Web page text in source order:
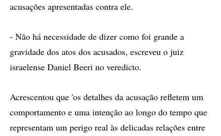
acusações apresentadas contra ele.
- Não há necessidade de dizer como foi grande a
gravidade dos atos dos acusados, escreveu o juiz
israelense Daniel Beeri no veredicto.
Acrescentou que 'os detalhes da acusação refletem um
comportamento e uma intenção ao longo do tempo que
representam um perigo real às delicadas relações entre